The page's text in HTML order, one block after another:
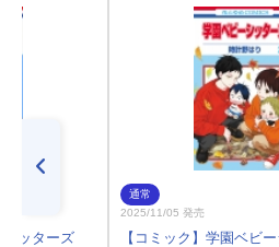
ッターズ
通常
2025/11/05 発売
【コミック】学園ベビ